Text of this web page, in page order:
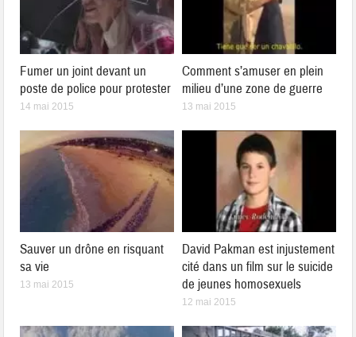
Fumer un joint devant un
poste de police pour protester
14 mai 2015
Comment s’amuser en plein
milieu d’une zone de guerre
13 mai 2015
Sauver un drône en risquant
sa vie
13 mai 2015
David Pakman est injustement
cité dans un film sur le suicide
de jeunes homosexuels
12 mai 2015